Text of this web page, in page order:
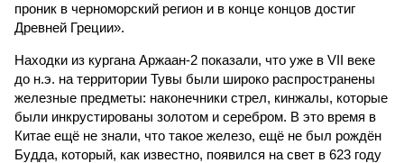
проник в черноморский регион и в конце концов достиг
Древней Греции».
Находки из кургана Аржаан-2 показали, что уже в VII веке
до н.э. на территории Тувы были широко распространены
железные предметы: наконечники стрел, кинжалы, которые
были инкрустированы золотом и серебром. В это время в
Китае ещё не знали, что такое железо, ещё не был рождён
Будда, который, как известно, появился на свет в 623 году